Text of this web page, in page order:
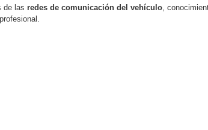
de las redes de comunicación del vehículo,